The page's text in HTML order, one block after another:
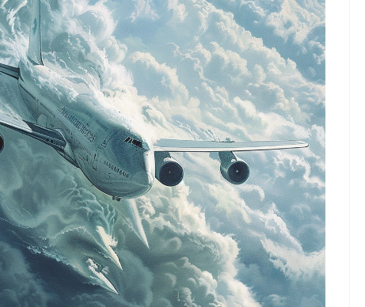
っ
て
く
だ
さ
い。
上
下
矢
印
キ
ー
を
使
っ
て
く
だ
さ
い。